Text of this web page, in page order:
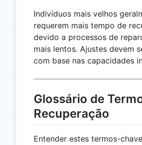
Indivíduos mais velhos
requerem mais tempo de
devido a processos de
mais lentos. Ajustes devem
com base nas capacidades
Glossário de
Recuperação
Entender estes termos-